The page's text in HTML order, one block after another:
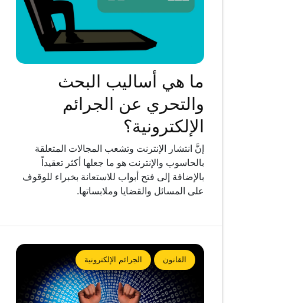
ما هي أساليب البحث
والتحري عن الجرائم
الإلكترونية؟
إنَّ انتشار الإنترنت وتشعب المجالات المتعلقة
بالحاسوب والإنترنت هو ما جعلها أكثر تعقيداً
بالإضافة إلى فتح أبواب للاستعانة بخبراء للوقوف
على المسائل والقضايا وملابساتها.
القانون الجرائم الإلكترونية